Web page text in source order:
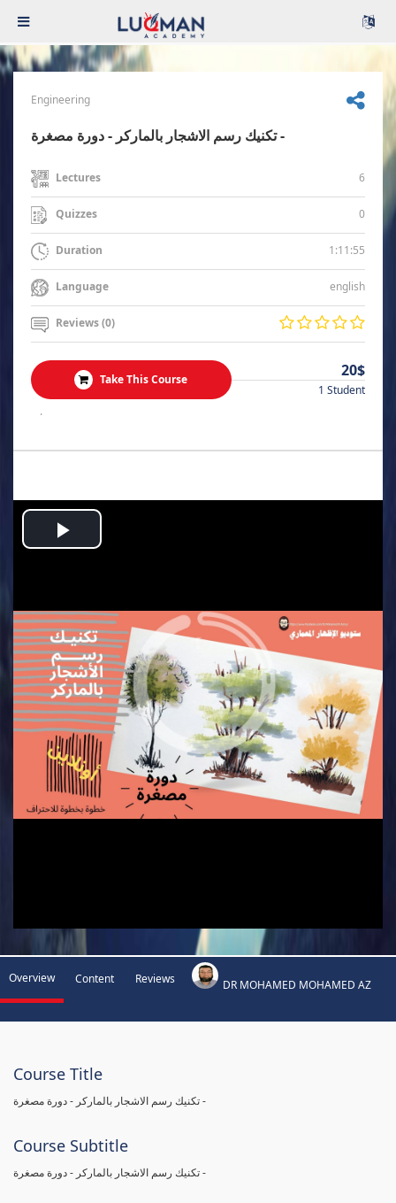
Engineering
تكنيك رسم الاشجار بالماركر - دورة مصغرة -
Lectures 6
Quizzes 0
Duration 1:11:55
Language english
Reviews (0)
Take This Course 20$
1 Student
.
Play
Overview Content Reviews DR MOHAMED MOHAMED AZ
Course Title
تكنيك رسم الاشجار بالماركر - دورة مصغرة -
Course Subtitle
تكنيك رسم الاشجار بالماركر - دورة مصغرة -